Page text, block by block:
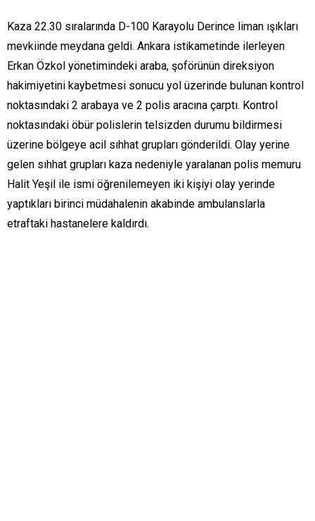
Kaza 22.30 sıralarında D-100 Karayolu Derince liman ışıkları
mevkiinde meydana geldi. Ankara istikametinde ilerleyen
Erkan Özkol yönetimindeki araba, şoförünün direksiyon
hakimiyetini kaybetmesi sonucu yol üzerinde bulunan kontrol
noktasındaki 2 arabaya ve 2 polis aracına çarptı. Kontrol
noktasındaki öbür polislerin telsizden durumu bildirmesi
üzerine bölgeye acil sıhhat grupları gönderildi. Olay yerine
gelen sıhhat grupları kaza nedeniyle yaralanan polis memuru
Halit Yeşil ile ismi öğrenilemeyen iki kişiyi olay yerinde
yaptıkları birinci müdahalenin akabinde ambulanslarla
etraftaki hastanelere kaldırdı.